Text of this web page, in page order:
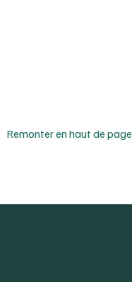
Remonter en haut de page